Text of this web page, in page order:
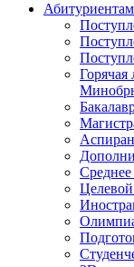
Абитуриентам
Среднее